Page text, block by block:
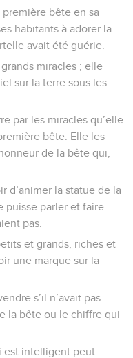
bête en sa
habitants à adorer la
avait été guérie.
miracles ; elle
sur la terre sous les
par les miracles qu’elle
bête. Elle les
de la bête qui,
d’animer la statue de la
puisse parler et faire
pas.
et grands, riches et
une marque sur la
s’il n’avait pas
la bête ou le chiffre qui
est intelligent peut